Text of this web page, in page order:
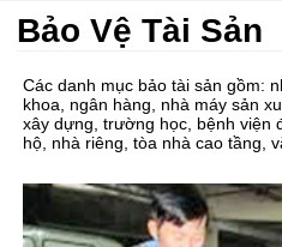
Bảo Vệ Tài Sản
Các danh mục bảo tài sản gồm:
khoa, ngân hàng, nhà máy sản
xây dựng, trường học, bệnh viện
hộ, nhà riêng, tòa nhà cao tầng,